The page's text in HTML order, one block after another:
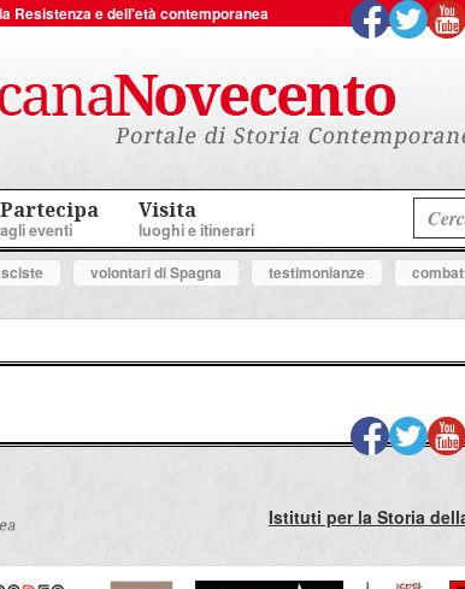
Resistenza e dell'età contemporanea
Partecipa
agli eventi
Visita
luoghi e itinerari
volontari di Spagna testimonianze
Istituti per la Storia